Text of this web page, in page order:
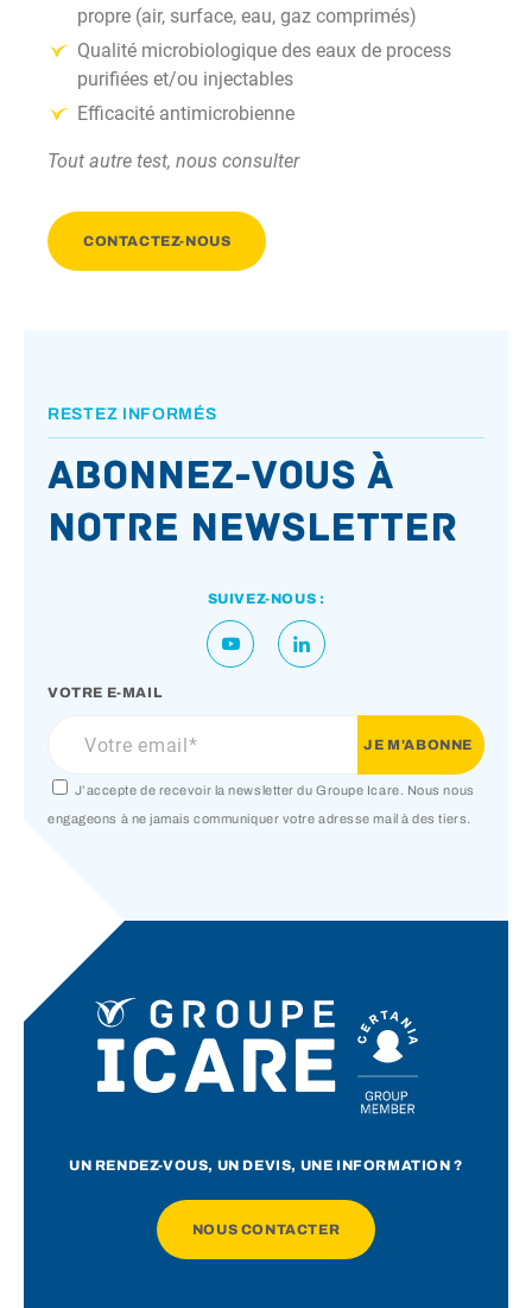
propre (air, surface, eau, gaz comprimés)
Qualité microbiologique des eaux de process
purifiées et/ou injectables
Efficacité antimicrobienne
Tout autre test, nous consulter
CONTACTEZ-NOUS
RESTEZ INFORMÉS
Abonnez-vous à
notre newsletter
SUIVEZ-NOUS :
VOTRE E-MAIL
J’accepte de recevoir la newsletter du Groupe Icare. Nous nous
engageons à ne jamais communiquer votre adresse mail à des tiers.
UN RENDEZ-VOUS, UN DEVIS, UNE INFORMATION ?
NOUS CONTACTER